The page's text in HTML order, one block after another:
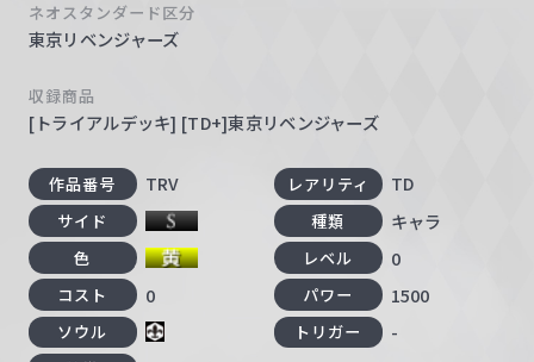
ネオスタンダード区分
東京リベンジャーズ
収録商品
[トライアルデッキ] [TD+]東京リベンジャーズ
作品番号 TRV レアリティ TD
サイド 種類 キャラ
色 レベル 0
コスト 0 パワー 1500
ソウル トリガー -